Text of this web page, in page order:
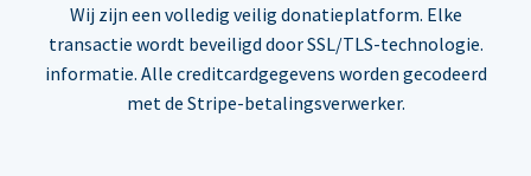
Wij zijn een volledig veilig donatieplatform. Elke
transactie wordt beveiligd door SSL/TLS-technologie.
informatie. Alle creditcardgegevens worden gecodeerd
met de Stripe-betalingsverwerker.